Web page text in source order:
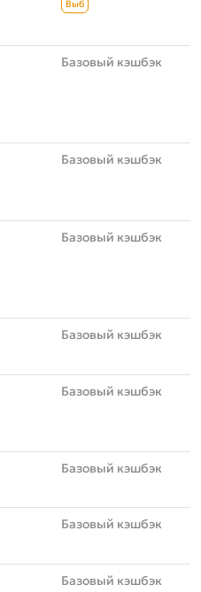
Выб
Базовый кэшбэк
Базовый кэшбэк
Базовый кэшбэк
Базовый кэшбэк
Базовый кэшбэк
Базовый кэшбэк
Базовый кэшбэк
Базовый кэшбэк